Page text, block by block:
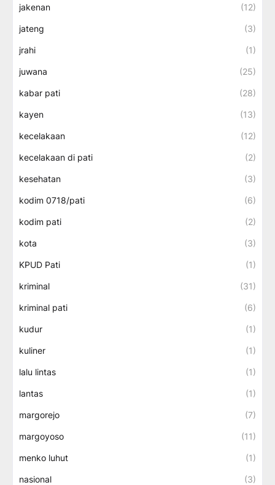
jakenan (12)
jateng (3)
jrahi (1)
juwana (25)
kabar pati (28)
kayen (13)
kecelakaan (12)
kecelakaan di pati (2)
kesehatan (3)
kodim 0718/pati (6)
kodim pati (2)
kota (3)
KPUD Pati (1)
kriminal (31)
kriminal pati (6)
kudur (1)
kuliner (1)
lalu lintas (1)
lantas (1)
margorejo (7)
margoyoso (11)
menko luhut (1)
nasional (3)